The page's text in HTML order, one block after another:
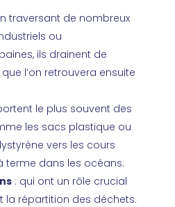
traversant de nombreux
ou
ils drainent de
l’on retrouvera ensuite
le plus souvent des
les sacs plastique ou
vers les cours
terme dans les océans.
: qui ont un rôle crucial
la répartition des déchets.